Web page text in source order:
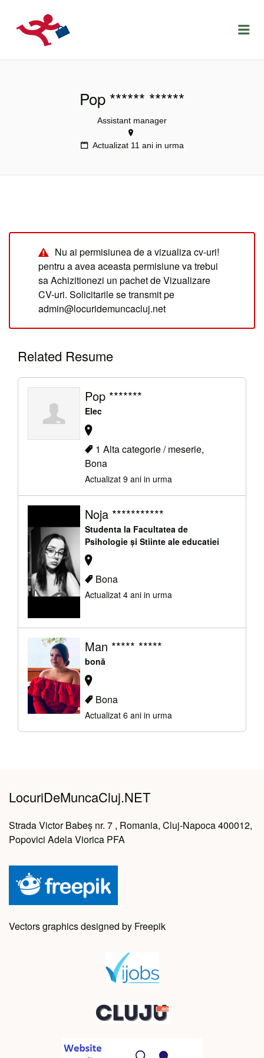
LOCURIDEMUNCACLUJ.NET
Pop ****** ******
Assistant manager
Actualizat 11 ani in urma
Nu ai permisiunea de a vizualiza cv-uri!
pentru a avea aceasta permisiune va trebui
sa Achizitionezi un pachet de Vizualizare
CV-uri. Solicitarile se transmit pe
admin@locuridemuncacluj.net
Related Resume
Pop *******
Elec
1 Alta categorie / meserie,
Bona
Actualizat 9 ani in urma
Noja ***********
Studenta la Facultatea de
Psihologie și Stiinte ale educatiei
Bona
Actualizat 4 ani in urma
Man ***** *****
bonă
Bona
Actualizat 6 ani in urma
LocuriDeMuncaCluj.NET
Strada Victor Babeș nr. 7 , Romania, Cluj-Napoca 400012,
Popovici Adela Viorica PFA
Vectors graphics designed by Freepik